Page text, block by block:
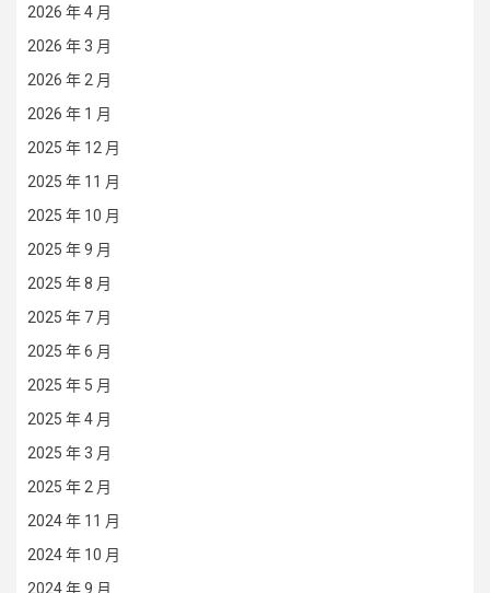
2026 年 4 月
2026 年 3 月
2026 年 2 月
2026 年 1 月
2025 年 12 月
2025 年 11 月
2025 年 10 月
2025 年 9 月
2025 年 8 月
2025 年 7 月
2025 年 6 月
2025 年 5 月
2025 年 4 月
2025 年 3 月
2025 年 2 月
2024 年 11 月
2024 年 10 月
2024 年 9 月